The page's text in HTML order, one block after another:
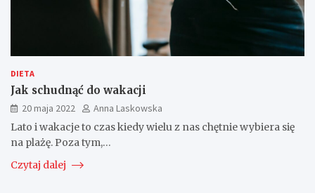
DIETA
Jak schudnąć do wakacji
20 maja 2022
Anna Laskowska
Lato i wakacje to czas kiedy wielu z nas chętnie wybiera się
na plażę. Poza tym,…
Czytaj dalej